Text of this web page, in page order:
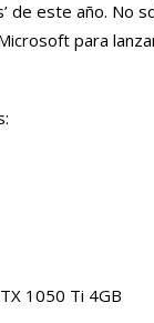
de este año.
para
1050 Ti 4GB